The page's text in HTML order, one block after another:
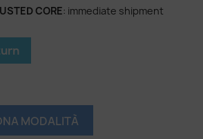
CORE: immediate shipment
MODALITÀ